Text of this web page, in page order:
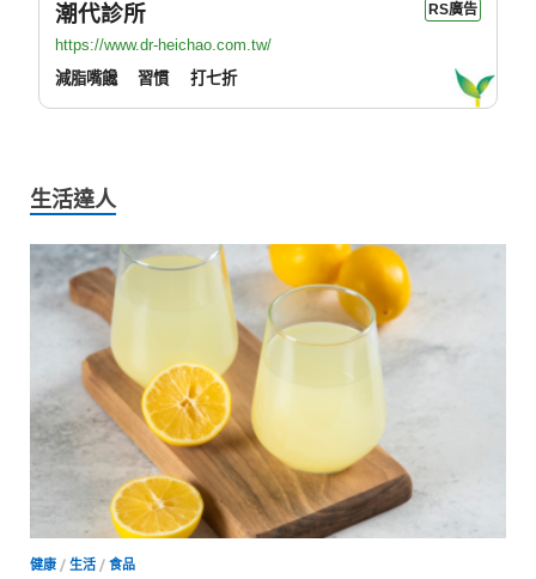
潮代診所 RS廣告
https://www.dr-heichao.com.tw/
減脂嘴饞
習慣 打七折
生活達人
健康 / 生活 / 食品